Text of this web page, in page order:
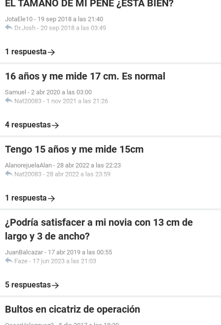
EL TAMAÑO DE MI PENE ¿ESTA BIEN?
JotaEle10 - 19 sep 2018 a las 21:40
Dr.Josh - 20 sep 2018 a las 03:49
1 respuesta
16 años y me mide 17 cm. Es normal
Samuel - 2 abr 2020 a las 03:00
Nat20083 - 1 nov 2021 a las 21:26
4 respuestas
Tengo 15 años y me mide 15cm
AlanorejuelaAlan - 28 abr 2022 a las 22:23
Nat20083 - 28 abr 2022 a las 23:59
1 respuesta
¿Podría satisfacer a mi novia con 13 cm de
largo y 3 de ancho?
JuanBalcazar - 17 abr 2019 a las 00:55
Faze - 17 jun 2023 a las 21:03
5 respuestas
Bultos en cicatriz de operación